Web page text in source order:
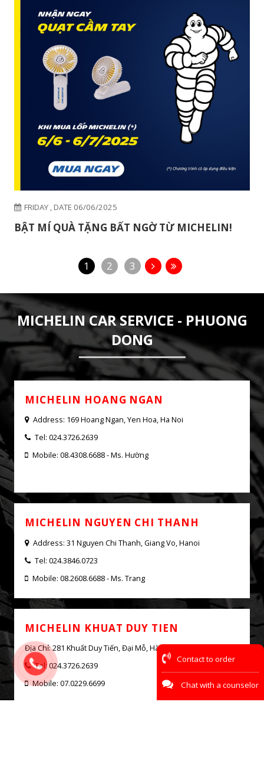
FRIDAY , DATE 13/06/2025
CẢM BIẾN XỊN - DEAL CỰC MỊN
FRIDAY , DATE 06/06/2025
1 2 3
MICHELIN CAR SERVICE - PHUONG
DONG